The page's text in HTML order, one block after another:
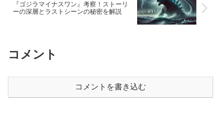
『ゴジラマイナスワン』考察！ストーリ
ーの深層とラストシーンの秘密を解説
コメント
コメントを書き込む